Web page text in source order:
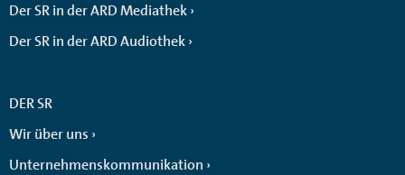
Der SR in der ARD Mediathek
Der SR in der ARD Audiothek
DER SR
Wir über uns
Unternehmenskommunikation